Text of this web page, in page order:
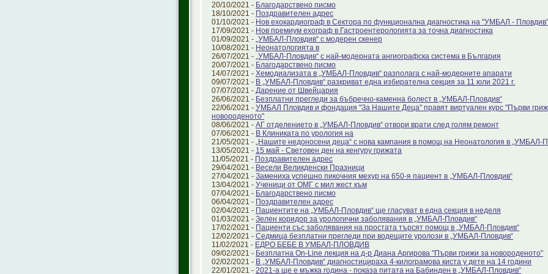
20/10/2021 - Благодарствено писмо
18/10/2021 - Поздравителен адрес
01/10/2021 - Нов ехокардиограф в Сектора по функционална диагностика на "УМБАЛ - Пловдив"
17/09/2021 - Нов премиум ехограф в Гастроентерологията за точна диагностика
01/09/2021 - „УМБАЛ-Пловдив“ с модерен скенер
10/08/2021 - Неонатологията в
26/07/2021 - „УМБАЛ-Пловдив“ с най-модерната ангиографска система в България
20/07/2021 - Благодарствено писмо
14/07/2021 - Хемодиализата в „УМБАЛ-Пловдив“ разполага с най-модерните апарати
09/07/2021 - В „УМБАЛ-Пловдив“ разкриват една избирателна секция за 11 юли 2021 г.
07/07/2021 - Дарение от Швейцария
26/06/2021 - Безплатни прегледи за бъбречно-каменна болест в „УМБАЛ-Пловдив“
22/06/2021 - УМБАЛ Пловдив и фондация "За Нашите Деца" правят виртуален курс "Първи
новороденото"
08/06/2021 - АГ отделението в „УМБАЛ-Пловдив“ отвори врати след голям ремонт
07/06/2021 - В Клиниката по урология на
21/05/2021 - „Нашите недоносени деца“ с нова кампания в помощ на Неонатология в „УМБАЛ-
13/05/2021 - 15 май - Световен ден на кенгуру грижата
11/05/2021 - Поздравителен адрес
29/04/2021 - Весели Великденски Празници
27/04/2021 - Замениха успешно пикочния мехур на 650-я пациент в „УМБАЛ-Пловдив“
13/04/2021 - Ученици от ОМГ с мил жест към
07/04/2021 - Благодарствено писмо
06/04/2021 - Поздравителен адрес
02/04/2021 - Пациентите на „УМБАЛ-Пловдив“ ще гласуват в една секция в неделя
01/03/2021 - Зелен коридор за урологични заболявания в „УМБАЛ-Пловдив“
17/02/2021 - Пациенти със заболявания на простата търсят помощ в „УМБАЛ-Пловдив“
12/02/2021 - Седмица безплатни прегледи при водещите уролози в „УМБАЛ-Пловдив“
11/02/2021 - ЕДРО БЕБЕ В УМБАЛ-ПЛОВДИВ
09/02/2021 - Безплатна On-Line лекция на д-р Диана Аргирова "Първи грижи за новороденото"
02/02/2021 - В „УМБАЛ-Пловдив“ диагностицираха 4-килограмова киста у дете на 14 години
22/01/2021 - 2021-а ще е мъжка година - показа питата на Бабинден в „УМБАЛ-Пловдив“